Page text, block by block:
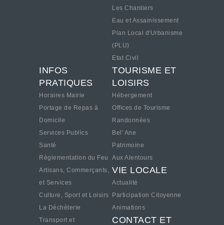
Les Chantiers
Eau et Assainissement
Plan Local d'Urbanisme
(PLU)
Etat Civil
INFOS
PRATIQUES
Horaires Mairie
Portage de Repas à
Domicile
Services Publics
Santé
Règlementation du Feu
Artisans, Commerçants,
et Services
Culture, Sport et Loisirs
La Déchèterie
Transport et
TOURISME ET
LOISIRS
Hébergement
Offices de Tourisme
Randonnées
Bel' Ane
Patrimoine
Aux Alentours
VIE LOCALE
Actualité
Participation Citoyenne
Animations
CONTACT ET